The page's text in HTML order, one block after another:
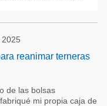
reanimar terneras
de las bolsas
mi propia caja de